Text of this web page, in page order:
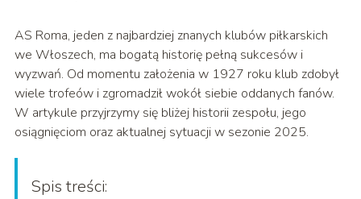
AS Roma, jeden z najbardziej znanych klubów piłkarskich
we Włoszech, ma bogatą historię pełną sukcesów i
wyzwań. Od momentu założenia w 1927 roku klub zdobył
wiele trofeów i zgromadził wokół siebie oddanych fanów.
W artykule przyjrzymy się bliżej historii zespołu, jego
osiągnięciom oraz aktualnej sytuacji w sezonie 2025.
Spis treści: